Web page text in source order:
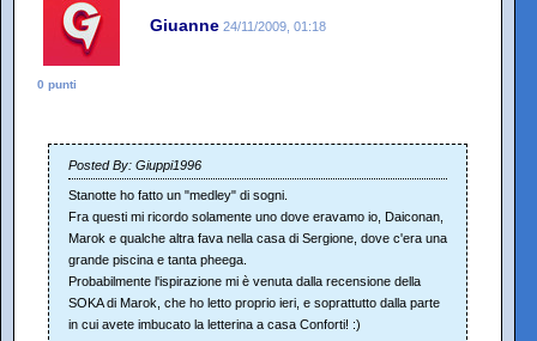
Giuanne 24/11/2009, 01:18
0 punti
Posted By: Giuppi1996
Stanotte ho fatto un "medley" di sogni.
Fra questi mi ricordo solamente uno dove eravamo io, Daiconan,
Marok e qualche altra fava nella casa di Sergione, dove c'era una
grande piscina e tanta pheega.
Probabilmente l'ispirazione mi è venuta dalla recensione della
SOKA di Marok, che ho letto proprio ieri, e soprattutto dalla parte
in cui avete imbucato la letterina a casa Conforti! :)